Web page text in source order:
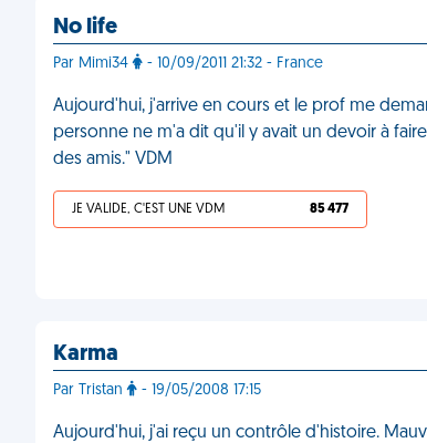
No life
Par Mimi34 - 10/09/2011 21:32 - France
Aujourd'hui, j'arrive en cours et le prof me
personne ne m'a dit qu'il y avait un devoir à
des amis." VDM
JE VALIDE, C'EST UNE VDM 85 477
Karma
Par Tristan - 19/05/2008 17:15
Aujourd'hui, j'ai reçu un contrôle d'histoire.